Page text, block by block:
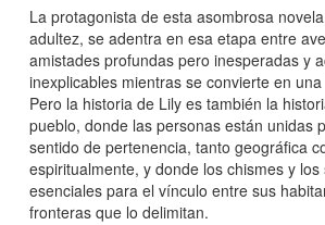
La protagonista de esta asombrosa
adultez, se adentra en esa etapa entre
amistades profundas pero inesperadas y
inexplicables mientras se convierte en
Pero la historia de Lily es también la
pueblo, donde las personas están unidas
sentido de pertenencia, tanto geográfica
espiritualmente, y donde los chismes y
esenciales para el vínculo entre sus
fronteras que lo delimitan.